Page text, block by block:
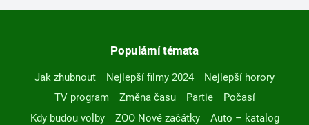
Populární témata
Jak zhubnout Nejlepší filmy 2024
Nejlepší horory
TV program
Změna času Partie
Počasí
Kdy budou volby
ZOO Nové začátky
Auto – katalog